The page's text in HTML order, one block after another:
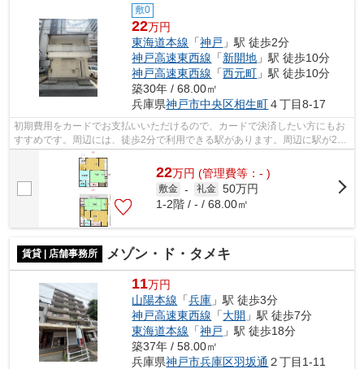
敷0
22万円
東海道本線 「神戸 」駅 徒歩2分
神戸高速東西線 「新開地 」駅 徒歩10分
神戸高速東西線 「西元町 」駅 徒歩10分
築30年 / 68.00㎡
兵庫県神戸市中央区相生町４丁目8-17
初期費用をカードでお支払いいただけるので、カードで決済したい方にもお
すすめです。周辺には、徒歩2分で利用できる駅があります。周辺に駅が2つ
あるので電車での移動が便利です。
22万円 (管理費等：- )
敷金 - 礼金 50万円
1-2階 / - / 68.00㎡
賃貸 | 店舗事務所 メゾン・ド・タメキ
11万円
山陽本線 「兵庫 」駅 徒歩3分
神戸高速東西線 「大開 」駅 徒歩7分
東海道本線 「神戸 」駅 徒歩18分
築37年 / 58.00㎡
兵庫県神戸市兵庫区羽坂通 ２丁目1-11